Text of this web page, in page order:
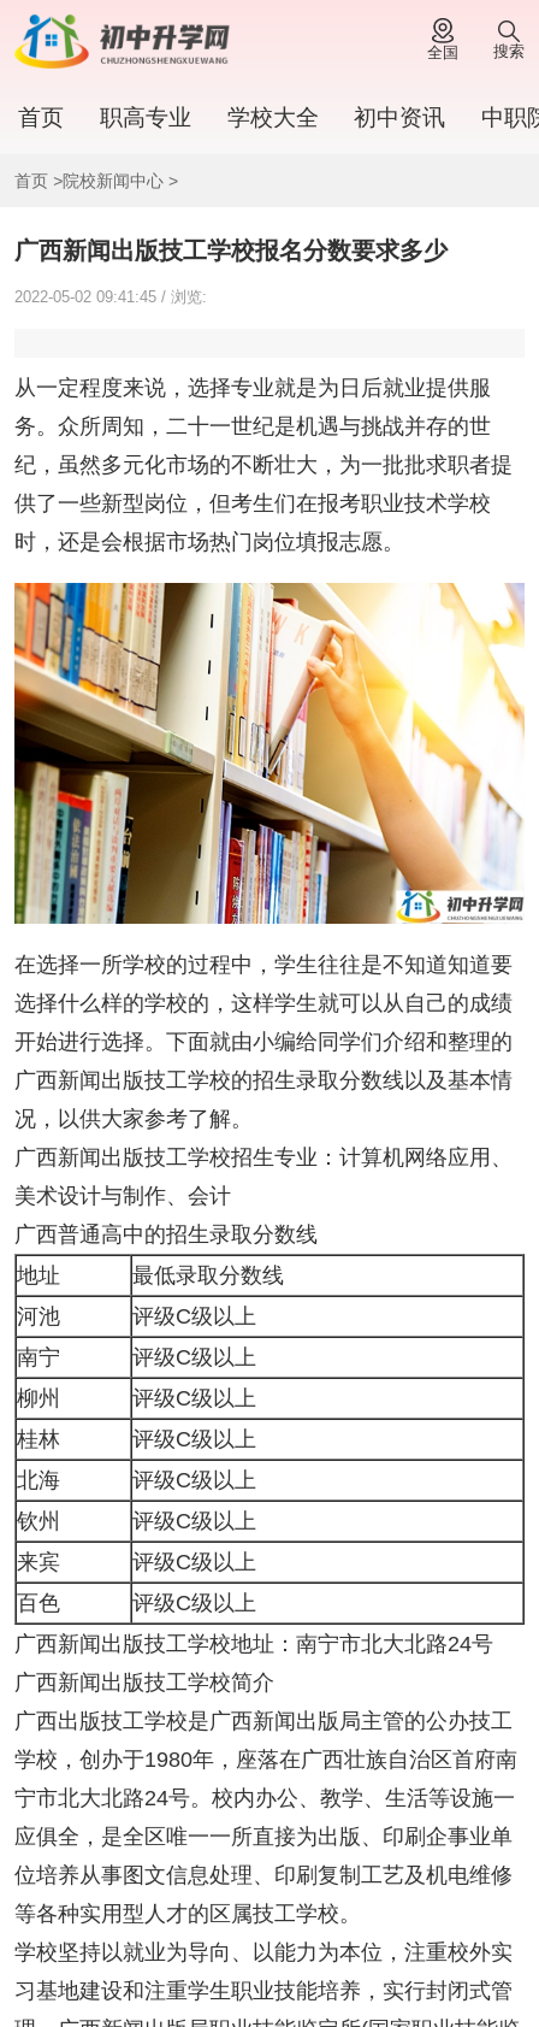
全国 搜索
首页 职高专业 学校大全 初中资讯 中职
首页 >院校新闻中心>
广西新闻出版技工学校报名分数要求多少
2022-05-02 09:41:45 / 浏览:
从一定程度来说，选择专业就是为日后就业提供服
务。众所周知，二十一世纪是机遇与挑战并存的世
纪，虽然多元化市场的不断壮大，为一批批求职者提
供了一些新型岗位，但考生们在报考职业技术学校
时，还是会根据市场热门岗位填报志愿。
在选择一所学校的过程中，学生往往是不知道知道要
选择什么样的学校的，这样学生就可以从自己的成绩
开始进行选择。下面就由小编给同学们介绍和整理的
广西新闻出版技工学校的招生录取分数线以及基本情
况，以供大家参考了解。
广西新闻出版技工学校招生专业：计算机网络应用、
美术设计与制作、会计
广西普通高中的招生录取分数线
地址
最低录取分数线
河池
评级C级以上
南宁
评级C级以上
柳州
评级C级以上
桂林
评级C级以上
北海
评级C级以上
钦州
评级C级以上
来宾
评级C级以上
百色
评级C级以上
广西新闻出版技工学校地址：南宁市北大北路24号
广西新闻出版技工学校简介
广西出版技工学校是广西新闻出版局主管的公办技工
学校，创办于1980年，座落在广西壮族自治区首府南
宁市北大北路24号。校内办公、教学、生活等设施一
应俱全，是全区唯一一所直接为出版、印刷企事业单
位培养从事图文信息处理、印刷复制工艺及机电维修
等各种实用型人才的区属技工学校。
学校坚持以就业为导向、以能力为本位，注重校外实
习基地建设和注重学生职业技能培养，实行封闭式管